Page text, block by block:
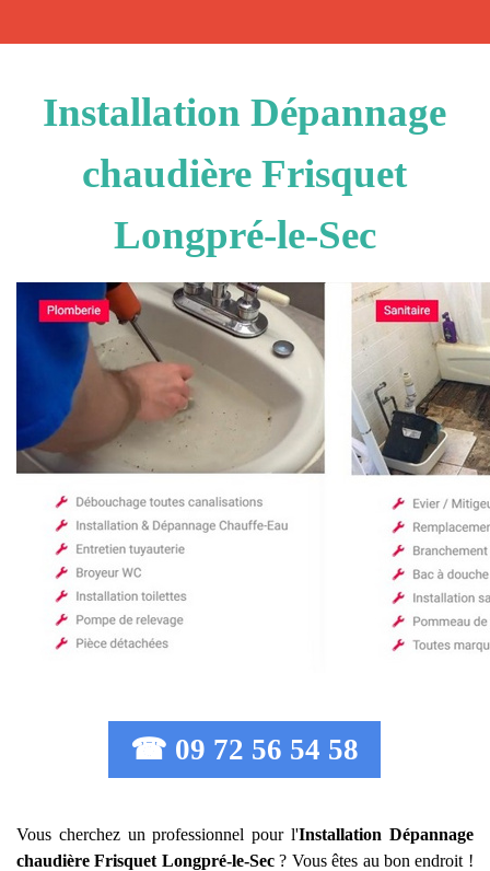
Installation Dépannage
chaudière Frisquet
Longpré-le-Sec
☎ 09 72 56 54 58
Vous cherchez un professionnel pour l'Installation Dépannage
chaudière Frisquet Longpré-le-Sec? Vous êtes au bon endroit !